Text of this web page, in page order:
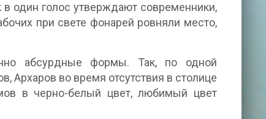
один голос утверждают современники,
при свете фонарей ровняли место,
абсурдные формы. Так, по одной
Архаров во время отсутствия в столице
в черно-белый цвет, любимый цвет